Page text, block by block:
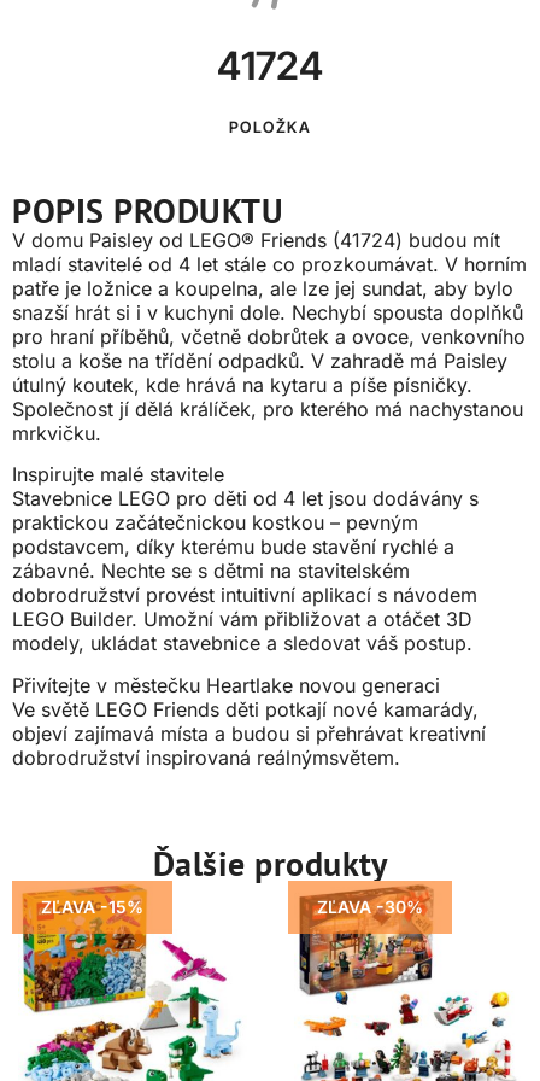
41724
POLOŽKA
POPIS PRODUKTU
V domu Paisley od LEGO® Friends (41724) budou mít
mladí stavitelé od 4 let stále co prozkoumávat. V horním
patře je ložnice a koupelna, ale lze jej sundat, aby bylo
snazší hrát si i v kuchyni dole. Nechybí spousta doplňků
pro hraní příběhů, včetně dobrůtek a ovoce, venkovního
stolu a koše na třídění odpadků. V zahradě má Paisley
útulný koutek, kde hrává na kytaru a píše písničky.
Společnost jí dělá králíček, pro kterého má nachystanou
mrkvičku.
Inspirujte malé stavitele
Stavebnice LEGO pro děti od 4 let jsou dodávány s
praktickou začátečnickou kostkou – pevným
podstavcem, díky kterému bude stavění rychlé a
zábavné. Nechte se s dětmi na stavitelském
dobrodružství provést intuitivní aplikací s návodem
LEGO Builder. Umožní vám přibližovat a otáčet 3D
modely, ukládat stavebnice a sledovat váš postup.
Přivítejte v městečku Heartlake novou generaci
Ve světě LEGO Friends děti potkají nové kamarády,
objeví zajímavá místa a budou si přehrávat kreativní
dobrodružství inspirovaná reálnýmsvětem.
Ďalšie produkty
ZĽAVA -15% ZĽAVA -30%